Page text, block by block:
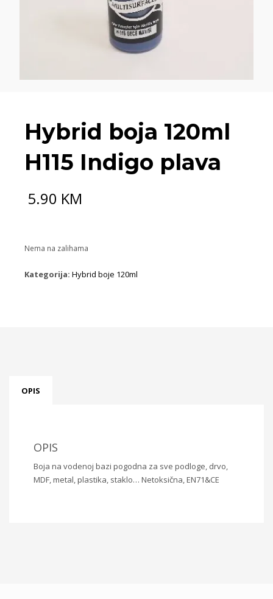
Hybrid boja 120ml
H115 Indigo plava
5.90 KM
Nema na zalihama
Kategorija: Hybrid boje 120ml
OPIS
OPIS
Boja na vodenoj bazi pogodna za sve podloge, drvo,
MDF, metal, plastika, staklo… Netoksična, EN71&CE